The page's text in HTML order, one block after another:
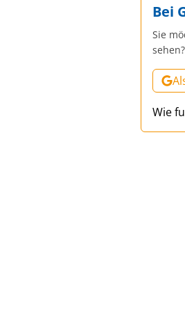
Bei
Sie
Wie